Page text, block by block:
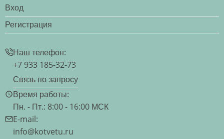
Вход
Регистрация
Наш телефон:
+7 933 185-32-73
Связь по запросу
Время работы:
Пн. - Пт.: 8:00 - 16:00 МСК
E-mail:
info@kotvetu.ru